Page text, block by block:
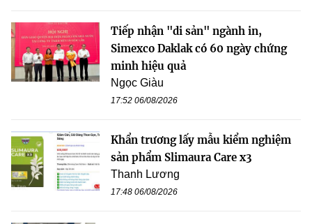
Tiếp nhận "di sản" ngành in,
Simexco Daklak có 60 ngày chứng
minh hiệu quả
Ngọc Giàu
17:52 06/08/2026
Khẩn trương lấy mẫu kiểm nghiệm
sản phẩm Slimaura Care x3
Thanh Lương
17:48 06/08/2026